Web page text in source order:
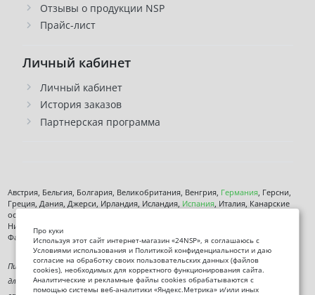
Отзывы о продукции NSP
Прайс-лист
Личный кабинет
Личный кабинет
История заказов
Партнерская программа
Австрия, Бельгия, Болгария, Великобритания, Венгрия, Германия, Герсни,
Греция, Дания, Джерси, Ирландия, Исландия, Испания, Италия, Канарские
острова, Кипр, Латвия, Литва, Лихтенштейн, Люксембург, Мальта, Монако,
Нидерланды, Норвегия,
Фарерские острова, Финляндия,Франция, Хорватия, Швеция,Эстония
Пищевая добавка. Не является лекарственным средством. Не предназначена
для диагностики, лечения или предотвращения заболеваний. Информация на
Про куки
Используя этот сайт интернет-магазин «24NSP», я соглашаюсь с
Условиями использования и Политикой конфиденциальности и даю
согласие на обработку своих пользовательских данных (файлов
cookies), необходимых для корректного функционирования сайта.
Аналитические и рекламные файлы cookies обрабатываются с
помощью системы веб-аналитики «Яндекс.Метрика» и/или иных